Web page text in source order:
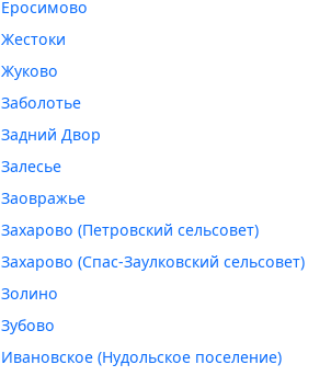
Еросимово
Жестоки
Жуково
Заболотье
Задний Двор
Залесье
Заовражье
Захарово (Петровский сельсовет)
Захарово (Спас-Заулковский сельсовет)
Золино
Зубово
Ивановское (Нудольское поселение)